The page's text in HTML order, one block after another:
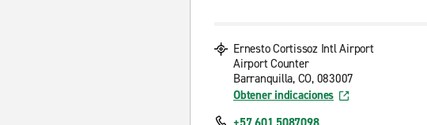
Ernesto Cortissoz Intl Airport
Airport Counter
Barranquilla, CO, 083007
Obtener indicaciones